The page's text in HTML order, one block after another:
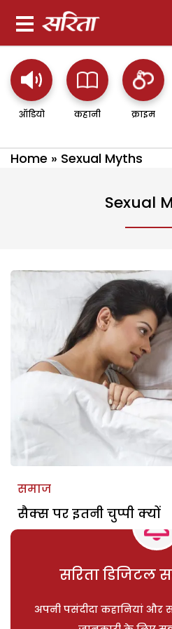
ऑडियो कहानी क्राइम
Home » Sexual Myths
Sexual
समाज
सैक्स पर इतनी चुप्पी क्यों
सरिता डिजिटल
अपनी पसंदीदा कहानियां और